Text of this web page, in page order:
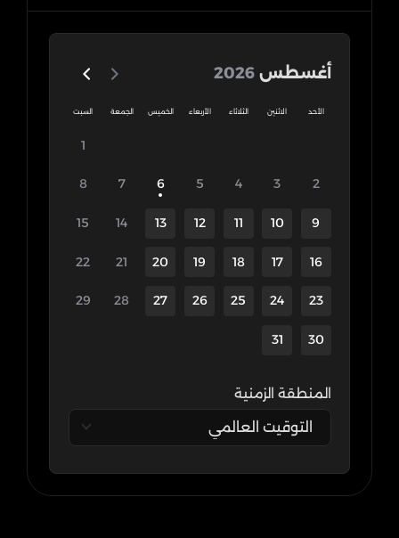
أغسطس 2026
الأحد الاثنين الثلاثاء الأربعاء الخميس الجمعة السبت
1
2
3
4
5
6
7
8
9
10
11
12
13
14
15
16
17
18
19
20
21
22
23
24
25
26
27
28
29
30
31
المنطقة الزمنية
التوقيت العالمي